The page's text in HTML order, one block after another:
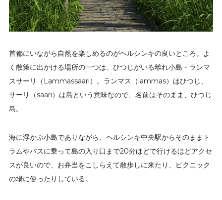
首都にいながら自然を楽しめるのがヘルシンキの良いところ。よ
く散策に出かける場所の一つは、ひつじがいる離れ小島・ランマ
スサーリ（Lammassaari）。ランマス（lammas）はひつじ、
サーリ（saari）は島という意味なので、名前はそのまま、ひつじ
島。
海に浮かぶ小島でありながら、ヘルシンキ中央駅からそのままト
ラムやバスに乗って島の入り口まで20分ほどで行けるほどアクセ
スが良いので、お弁当をこしらえて散歩しに来たり、ピクニック
の場に使ったりしている。